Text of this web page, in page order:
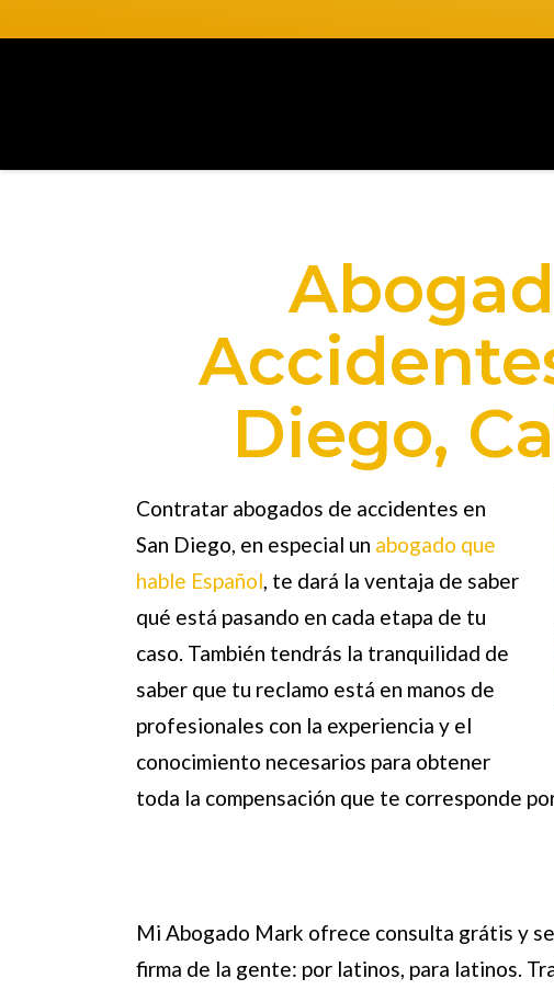
Diego,
Contratar abogados de accidentes en
San Diego, en especial un abogado que
hable Español, te dará la ventaja de saber
qué está pasando en cada etapa de tu
caso. También tendrás la tranquilidad de
saber que tu reclamo está en manos de
profesionales con la experiencia y el
conocimiento necesarios para obtener
toda la compensación que te corresponde
Mi Abogado Mark ofrece consulta grátis y
firma de la gente: por latinos, para latinos.